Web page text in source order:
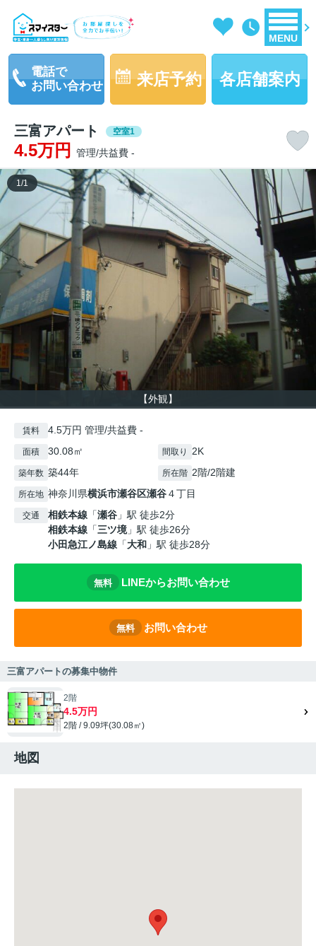
MENU
電話で
お問い合わせ
来店予約 各店舗案内
三富アパート 空室1
4.5万円 管理/共益費 -
【外観】
1/1
賃料 4.5万円 管理/共益費 -
面積 30.08㎡ 間取り 2K
築年数 築44年 所在階 2階/2階建
所在地 神奈川県横浜市瀬谷区瀬谷４丁目
交通 相鉄本線 「瀬谷 」駅 徒歩2分
相鉄本線 「三ツ境」駅 徒歩26分
小田急江ノ島線 「大和 」駅 徒歩28分
無料 LINEからお問い合わせ
無料 お問い合わせ
三富アパートの募集中物件
2階
4.5万円
2階 / 9.09坪(30.08㎡)
地図